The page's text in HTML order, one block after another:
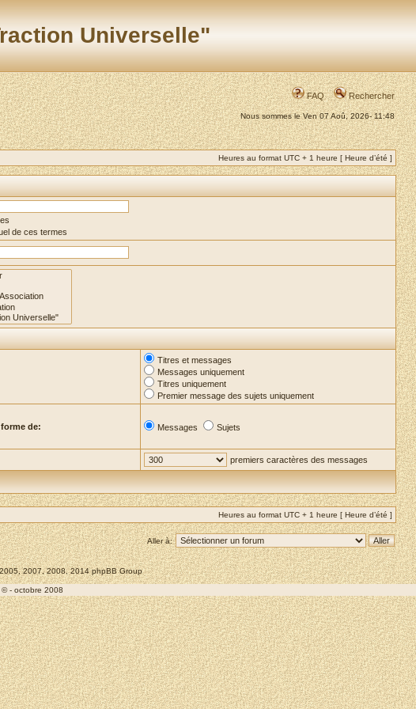
Universelle"
FAQ Rechercher
Nous sommes le Ven 07 Aoû, 2026- 11:48
Heures au format UTC + 1 heure [ Heure d’été ]
de ces termes
Titres et messages
Messages uniquement
Titres uniquement
Premier message des sujets uniquement
de: Messages Sujets
premiers caractères des messages
Heures au format UTC + 1 heure [ Heure d’été ]
Aller à:
2007, 2008, 2014 phpBB Group
© - octobre 2008